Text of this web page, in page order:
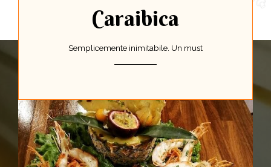
Caraibica
Semplicemente inimitabile. Un must